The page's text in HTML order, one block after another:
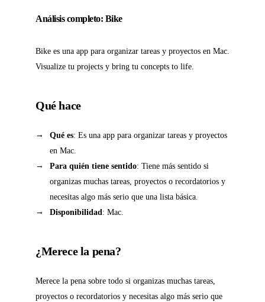
Análisis completo: Bike
Bike es una app para organizar tareas y proyectos en Mac.
Visualize tu projects y bring tu concepts to life.
Qué hace
Qué es: Es una app para organizar tareas y proyectos
en Mac.
Para quién tiene sentido: Tiene más sentido si
organizas muchas tareas, proyectos o recordatorios y
necesitas algo más serio que una lista básica.
Disponibilidad: Mac.
¿Merece la pena?
Merece la pena sobre todo si organizas muchas tareas,
proyectos o recordatorios y necesitas algo más serio que